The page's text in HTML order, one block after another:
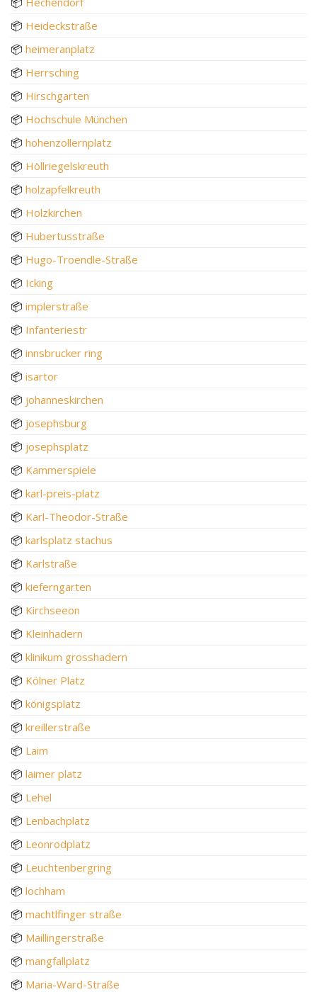
📦 Heideckstraße
📦 heimeranplatz
📦 Herrsching
📦 Hirschgarten
📦 Hochschule München
📦 hohenzollernplatz
📦 Höllriegelskreuth
📦 holzapfelkreuth
📦 Holzkirchen
📦 Hubertusstraße
📦 Hugo-Troendle-Straße
📦 Icking
📦 implerstraße
📦 Infanteriestr
📦 innsbrucker ring
📦 isartor
📦 johanneskirchen
📦 josephsburg
📦 josephsplatz
📦 Kammerspiele
📦 karl-preis-platz
📦 Karl-Theodor-Straße
📦 karlsplatz stachus
📦 Karlstraße
📦 kieferngarten
📦 Kirchseeon
📦 Kleinhadern
📦 klinikum grosshadern
📦 Kölner Platz
📦 königsplatz
📦 kreillerstraße
📦 Laim
📦 laimer platz
📦 Lehel
📦 Lenbachplatz
📦 Leonrodplatz
📦 Leuchtenbergring
📦 lochham
📦 machtlfinger straße
📦 Maillingerstraße
📦 mangfallplatz
📦 Maria-Ward-Straße